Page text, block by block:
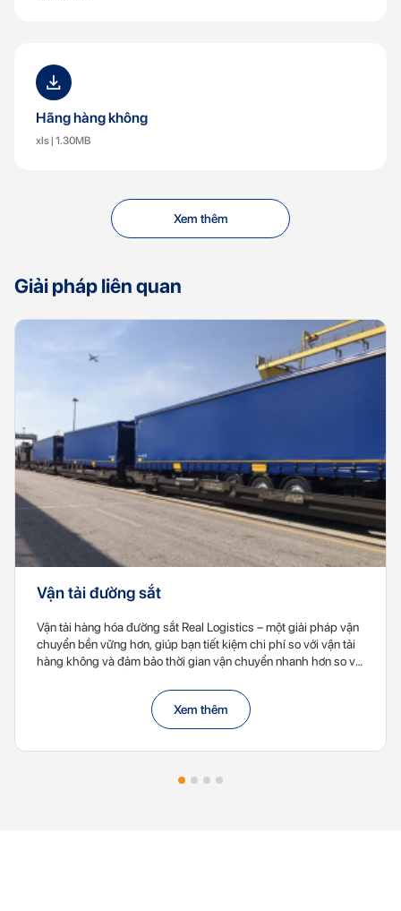
Hãng hàng không
xls | 1.30MB
Xem thêm
Giải pháp liên quan
Vận tải đường sắt
Vận tải hàng hóa đường sắt Real Logistics – một giải pháp vận
chuyển bền vững hơn, giúp bạn tiết kiệm chi phí so với vận tải
hàng không và đảm bảo thời gian vận chuyển nhanh hơn so với
Việt Nam, Trung Quốc và Châu Âu.
Xem thêm